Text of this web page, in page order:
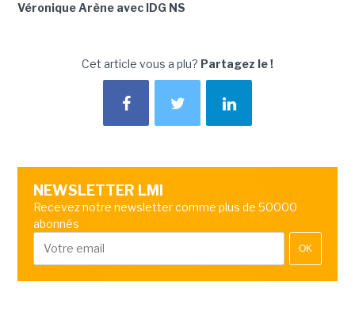
Véronique Arène avec IDG NS
Cet article vous a plu? Partagez le !
NEWSLETTER LMI
Recevez notre newsletter comme plus de 50000
abonnés
OK